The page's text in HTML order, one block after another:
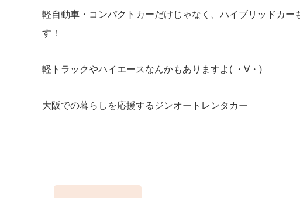
軽自動車・コンパクトカーだけじゃなく、ハイブリッドカー
す！
軽トラックやハイエースなんかもありますよ( ・∀・)
大阪での暮らしを応援するジンオートレンタカー